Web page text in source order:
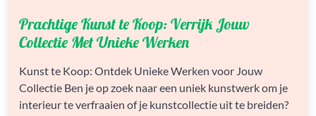
KUNST
TE
KOOP:
JOUW
COLLECTIE
MET
Prachtige Kunst te Koop: Verrijk Jouw
Collectie Met Unieke Werken
Kunst te Koop: Ontdek Unieke Werken voor Jouw
Collectie Ben je op zoek naar een uniek kunstwerk om je
interieur te verfraaien of je kunstcollectie uit te breiden?